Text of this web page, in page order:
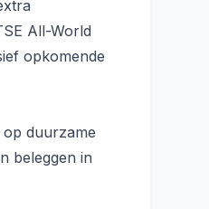
All-World
opkomende
duurzame
beleggen in